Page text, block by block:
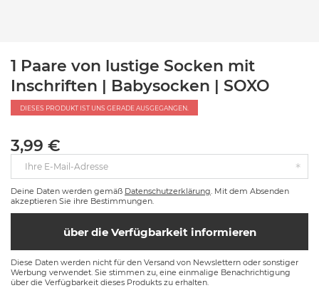
1 Paare von lustige Socken mit
Inschriften | Babysocken | SOXO
DIESES PRODUKT IST UNS GERADE AUSGEGANGEN.
3,99 €
Ihre E-Mail-Adresse
Deine Daten werden gemäß Datenschutzerklärung. Mit dem Absenden
akzeptieren Sie ihre Bestimmungen.
über die Verfügbarkeit informieren
Diese Daten werden nicht für den Versand von Newslettern oder sonstiger
Werbung verwendet. Sie stimmen zu, eine einmalige Benachrichtigung
über die Verfügbarkeit dieses Produkts zu erhalten.